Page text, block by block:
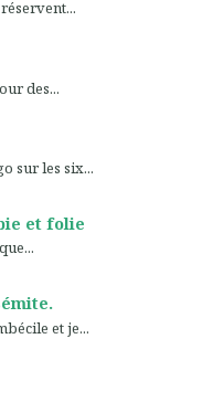
des...
sur les six...
et folie
et je...